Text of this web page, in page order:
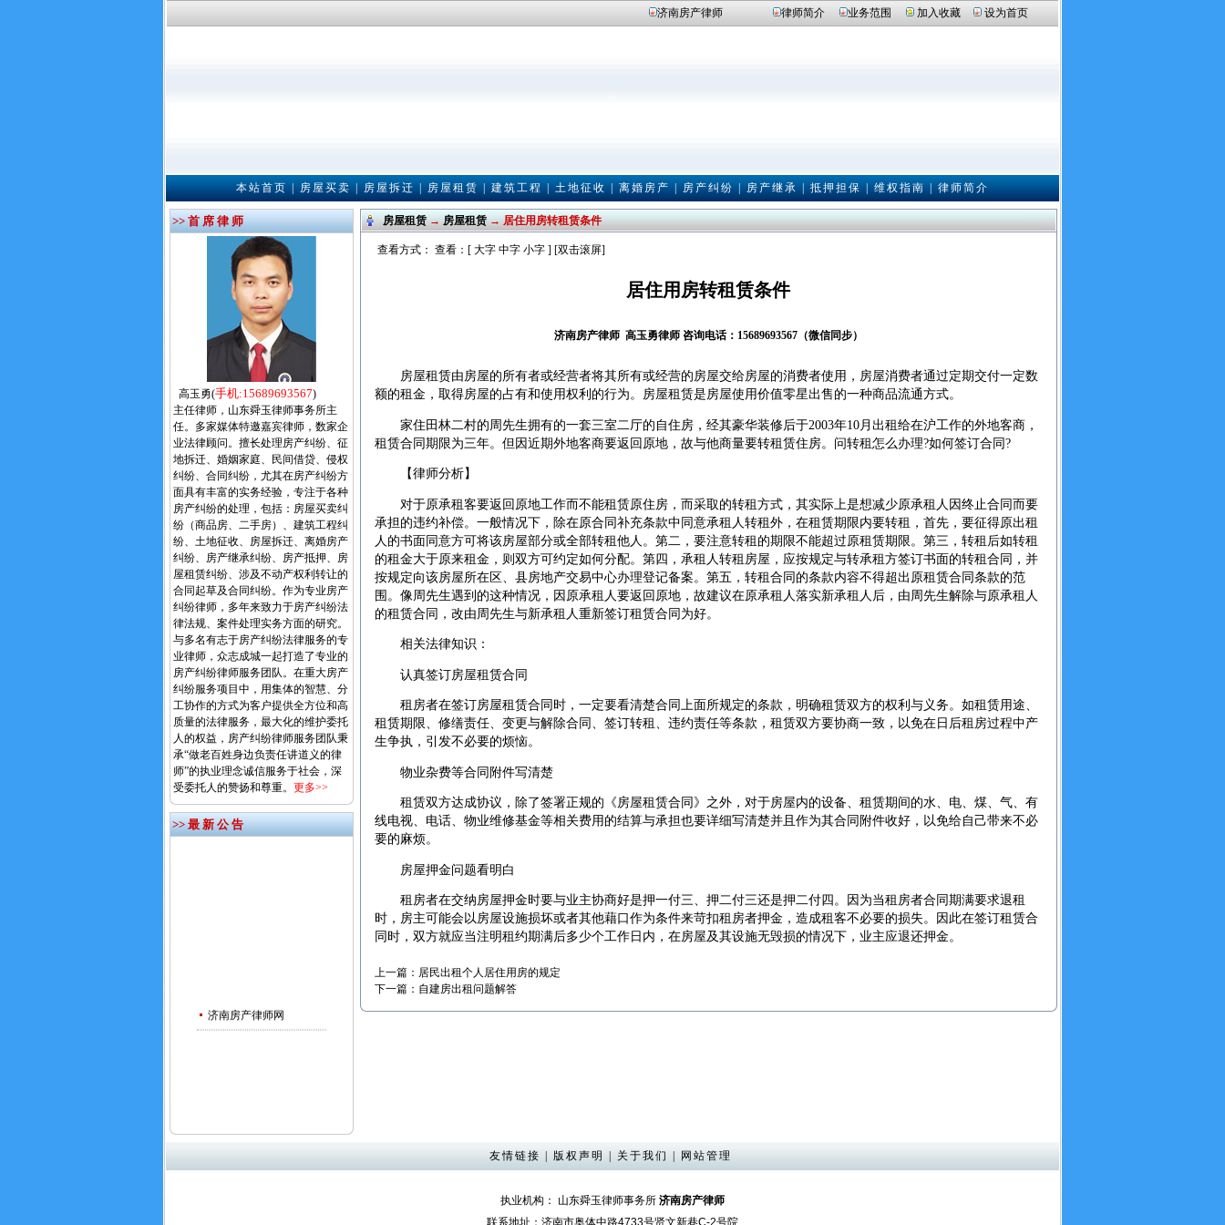
济南房产律师 律师简介 业务范围 加入收藏 设为首页
本站首页|房屋买卖|房屋拆迁|房屋租赁|建筑工程|土地征收|离婚房产|房产纠纷|房产继承|抵押担保|维权指南|律师简介
>> 首 席 律 师
高玉勇(手机:15689693567)
主任律师，山东舜玉律师事务所主
任。多家媒体特邀嘉宾律师，数家企
业法律顾问。擅长处理房产纠纷、征
地拆迁、婚姻家庭、民间借贷、侵权
纠纷、合同纠纷，尤其在房产纠纷方
面具有丰富的实务经验，专注于各种
房产纠纷的处理，包括：房屋买卖纠
纷（商品房、二手房）、建筑工程纠
纷、土地征收、房屋拆迁、离婚房产
纠纷、房产继承纠纷、房产抵押、房
屋租赁纠纷、涉及不动产权利转让的
合同起草及合同纠纷。作为专业房产
纠纷律师，多年来致力于房产纠纷法
律法规、案件处理实务方面的研究。
与多名有志于房产纠纷法律服务的专
业律师，众志成城一起打造了专业的
房产纠纷律师服务团队。在重大房产
纠纷服务项目中，用集体的智慧、分
工协作的方式为客户提供全方位和高
质量的法律服务，最大化的维护委托
人的权益，房产纠纷律师服务团队秉
承“做老百姓身边负责任讲道义的律
师”的执业理念诚信服务于社会，深
受委托人的赞扬和尊重。 更多>>
>> 最 新 公 告
济南房产律师网
房屋租赁→房屋租赁→ 居住用房转租赁条件
查看方式： 查看：[ 大字 中字 小字] [双击滚屏]
居住用房转租赁条件
济南房产律师 高玉勇律师 咨询电话：15689693567（微信同步）
房屋租赁由房屋的所有者或经营者将其所有或经营的房屋交给房屋的消费者使用，房屋消费者通过定期交付一定数
额的租金，取得房屋的占有和使用权利的行为。房屋租赁是房屋使用价值零星出售的一种商品流通方式。
家住田林二村的周先生拥有的一套三室二厅的自住房，经其豪华装修后于2003年10月出租给在沪工作的外地客商，
租赁合同期限为三年。但因近期外地客商要返回原地，故与他商量要转租赁住房。问转租怎么办理?如何签订合同?
【律师分析】
对于原承租客要返回原地工作而不能租赁原住房，而采取的转租方式，其实际上是想减少原承租人因终止合同而要
承担的违约补偿。一般情况下，除在原合同补充条款中同意承租人转租外，在租赁期限内要转租，首先，要征得原出租
人的书面同意方可将该房屋部分或全部转租他人。第二，要注意转租的期限不能超过原租赁期限。第三，转租后如转租
的租金大于原来租金，则双方可约定如何分配。第四，承租人转租房屋，应按规定与转承租方签订书面的转租合同，并
按规定向该房屋所在区、县房地产交易中心办理登记备案。第五，转租合同的条款内容不得超出原租赁合同条款的范
围。像周先生遇到的这种情况，因原承租人要返回原地，故建议在原承租人落实新承租人后，由周先生解除与原承租人
的租赁合同，改由周先生与新承租人重新签订租赁合同为好。
相关法律知识：
认真签订房屋租赁合同
租房者在签订房屋租赁合同时，一定要看清楚合同上面所规定的条款，明确租赁双方的权利与义务。如租赁用途、
租赁期限、修缮责任、变更与解除合同、签订转租、违约责任等条款，租赁双方要协商一致，以免在日后租房过程中产
生争执，引发不必要的烦恼。
物业杂费等合同附件写清楚
租赁双方达成协议，除了签署正规的《房屋租赁合同》之外，对于房屋内的设备、租赁期间的水、电、煤、气、有
线电视、电话、物业维修基金等相关费用的结算与承担也要详细写清楚并且作为其合同附件收好，以免给自己带来不必
要的麻烦。
房屋押金问题看明白
租房者在交纳房屋押金时要与业主协商好是押一付三、押二付三还是押二付四。因为当租房者合同期满要求退租
时，房主可能会以房屋设施损坏或者其他藉口作为条件来苛扣租房者押金，造成租客不必要的损失。因此在签订租赁合
同时，双方就应当注明租约期满后多少个工作日内，在房屋及其设施无毁损的情况下，业主应退还押金。
上一篇： 居民出租个人居住用房的规定
下一篇： 自建房出租问题解答
友情链接 版权声明 关于我们 网站管理
执业机构： 山东舜玉律师事务所 济南房产律师
联系地址：济南市奥体中路4733号贤文新巷C-2号院